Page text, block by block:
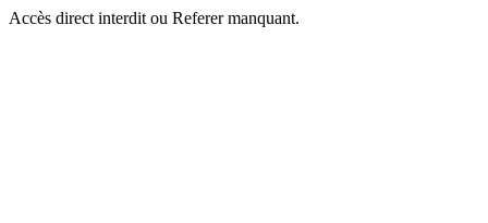
Accès direct interdit ou Referer manquant.